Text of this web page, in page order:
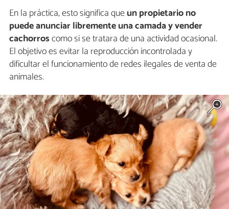
En la práctica, esto significa queun propietario no
puede anunciar libremente una camada y vender
cachorroscomo si se tratara de una actividad ocasional.
El objetivo es evitar la reproducción incontrolada y
dificultar el funcionamiento de redes ilegales de venta de
animales.